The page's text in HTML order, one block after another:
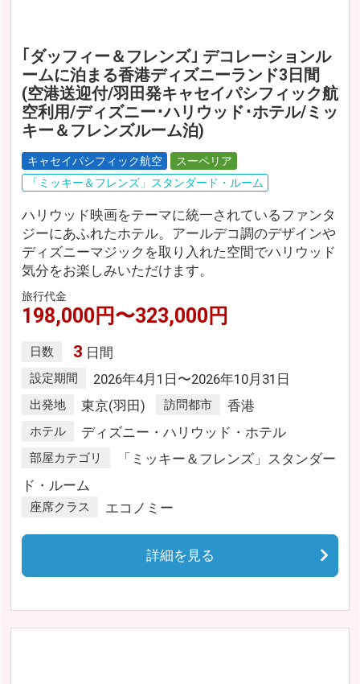
｢ダッフィー＆フレンズ｣ デコレーションル
ームに泊まる香港ディズニーランド3日間
(空港送迎付/羽田発キャセイパシフィック航
空利用/ディズニー･ハリウッド･ホテル/ミッ
キー＆フレンズルーム泊)
キャセイパシフィック航空
スーペリア
「ミッキー＆フレンズ」スタンダード・ルーム
ハリウッド映画をテーマに統一されているファンタ
ジーにあふれたホテル。アールデコ調のデザインや
ディズニーマジックを取り入れた空間でハリウッド
気分をお楽しみいただけます。
旅行代金
198,000円〜323,000円
日数 3 日間
設定期間 2026年4月1日〜2026年10月31日
出発地 東京(羽田) 訪問都市 香港
ホテル ディズニー・ハリウッド・ホテル
部屋カテゴリ
「ミッキー＆フレンズ」スタンダー
ド・ルーム
座席クラス エコノミー
詳細を見る